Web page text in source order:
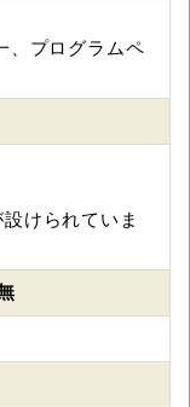
、プログラムペ
けられていま